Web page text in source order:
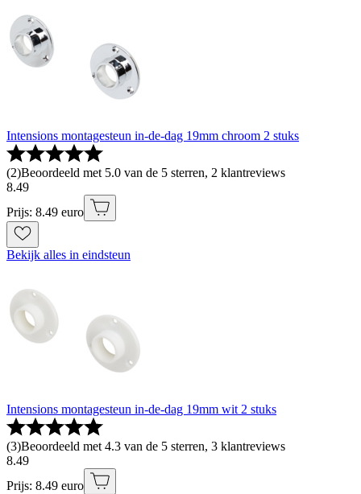
Intensions montagesteun in-de-dag 19mm chroom 2 stuks
(2)Beoordeeld met 5.0 van de 5 sterren, 2 klantreviews
8.49
Prijs: 8.49 euro
Bekijk alles in eindsteun
Intensions montagesteun in-de-dag 19mm wit 2 stuks
(3)Beoordeeld met 4.3 van de 5 sterren, 3 klantreviews
8.49
Prijs: 8.49 euro